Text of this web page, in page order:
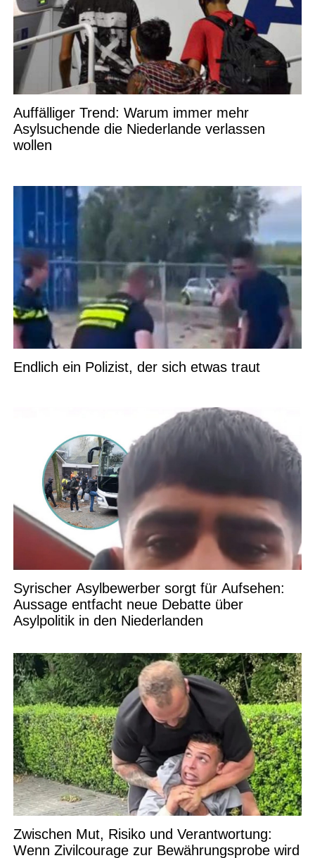
Auffälliger Trend: Warum immer mehr
Asylsuchende die Niederlande verlassen
wollen
Endlich ein Polizist, der sich etwas traut
Syrischer Asylbewerber sorgt für Aufsehen:
Aussage entfacht neue Debatte über
Asylpolitik in den Niederlanden
Zwischen Mut, Risiko und Verantwortung:
Wenn Zivilcourage zur Bewährungsprobe wird